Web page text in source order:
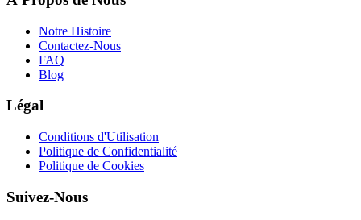
Notre Histoire
Contactez-Nous
FAQ
Blog
Légal
Conditions d'Utilisation
Politique de Confidentialité
Politique de Cookies
Suivez-Nous